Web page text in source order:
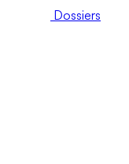
Dossiers